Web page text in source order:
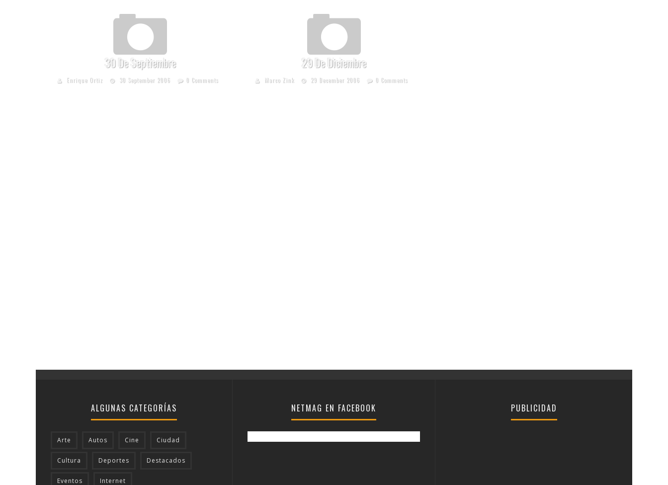
30 De Septiembre
Enrique Ortiz 30 September 2006 0 Comments
29 De Diciembre
Marco Zink 29 December 2006 0 Comments
ALGUNAS CATEGORÍAS
Arte Autos Cine Ciudad
Cultura Deportes Destacados
Eventos Internet
NETMAG EN FACEBOOK PUBLICIDAD